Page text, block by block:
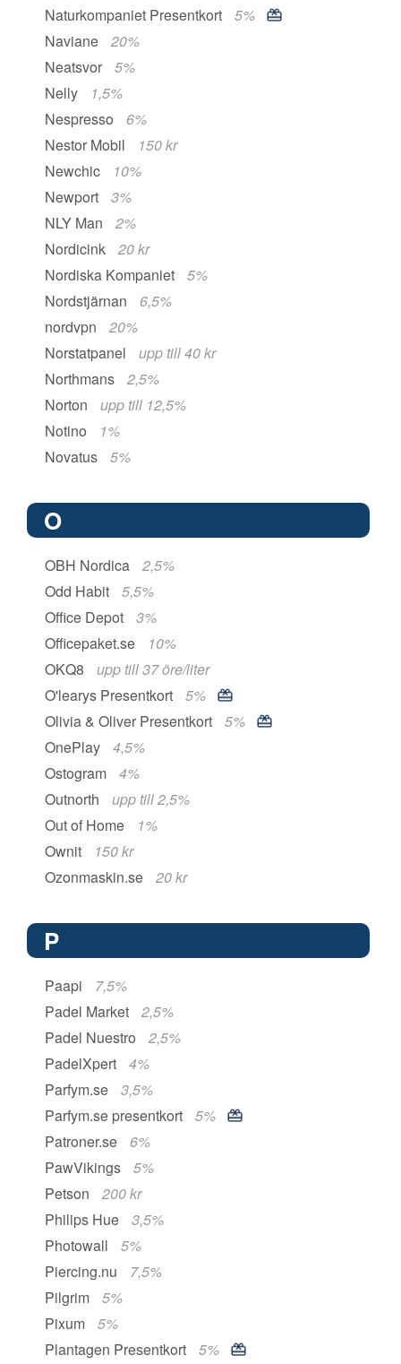
Naturkompaniet Presentkort
5%
Naviane
20%
Neatsvor
5%
Nelly
1,5%
Nespresso
6%
Nestor Mobil
150 kr
Newchic
10%
Newport
3%
NLY Man
2%
Nordicink
20 kr
Nordiska Kompaniet
5%
Nordstjärnan
6,5%
nordvpn
20%
Norstatpanel
upp till 40 kr
Northmans
2,5%
Norton
upp till 12,5%
Notino
1%
Novatus
5%
O
OBH Nordica
2,5%
Odd Habit
5,5%
Office Depot
3%
Officepaket.se
10%
OKQ8
upp till 37 öre/liter
O'learys Presentkort
5%
Olivia & Oliver Presentkort
5%
OnePlay
4,5%
Ostogram
4%
Outnorth
upp till 2,5%
Out of Home
1%
Ownit
150 kr
Ozonmaskin.se
20 kr
P
Paapi
7,5%
Padel Market
2,5%
Padel Nuestro
2,5%
PadelXpert
4%
Parfym.se
3,5%
Parfym.se presentkort
5%
Patroner.se
6%
PawVikings
5%
Petson
200 kr
Philips Hue
3,5%
Photowall
5%
Piercing.nu
7,5%
Pilgrim
5%
Pixum
5%
Plantagen Presentkort
5%